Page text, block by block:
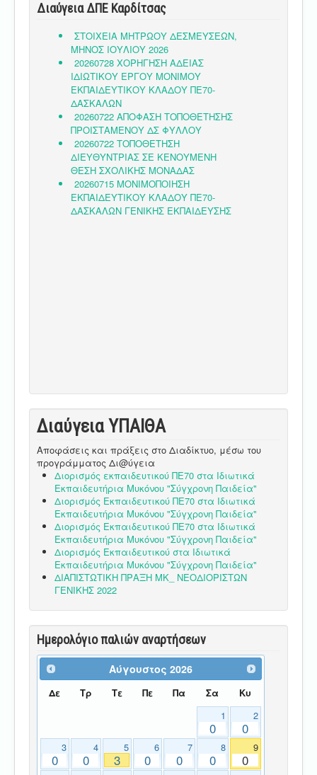
Διαύγεια ΔΠΕ Καρδίτσας
Διαύγεια ΥΠΑΙΘA
Αποφάσεις και πράξεις στο Διαδίκτυο, μέσω του
προγράμματος Δι@ύγεια
Διορισμός εκπαιδευτικού ΠΕ70 στα Ιδιωτικά
Εκπαιδευτήρια Μυκόνου "Σύγχρονη Παιδεία"
Διορισμός Εκπαιδευτικού ΠΕ70 στα Ιδιωτικά
Εκπαιδευτήρια Μυκόνου "Σύγχρονη Παιδεία"
Διορισμός Εκπαιδευτικού ΠΕ70 στα Ιδιωτικά
Εκπαιδευτήρια Μυκόνου "Σύγχρονη Παιδεία"
Διορισμός Εκπαιδευτικού στα Ιδιωτικά
Εκπαιδευτήρια Μυκόνου "Σύγχρονη Παιδεία"
ΔΙΑΠΙΣΤΩΤΙΚΗ ΠΡΑΞΗ ΜΚ_ ΝΕΟΔΙΟΡΙΣΤΩΝ
ΓΕΝΙΚΗΣ 2022
Ημερολόγιο παλιών αναρτήσεων
Αύγουστος 2026
Δε Τρ Τε Πε Πα Σα Κυ
1
0
2
0
3
0
4
0
5
3
6
0
7
0
8
0
9
0